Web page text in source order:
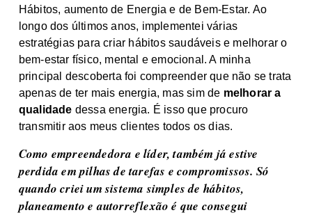
Hábitos, aumento de Energia e de Bem-Estar. Ao
longo dos últimos anos, implementei várias
estratégias para criar hábitos saudáveis e melhorar o
bem-estar físico, mental e emocional. A minha
principal descoberta foi compreender que não se trata
apenas de ter mais energia, mas sim de melhorar a
qualidade dessa energia. É isso que procuro
transmitir aos meus clientes todos os dias.
Como empreendedora e líder, também já estive
perdida em pilhas de tarefas e compromissos. Só
quando criei um sistema simples de hábitos,
planeamento e autorreflexão é que consegui